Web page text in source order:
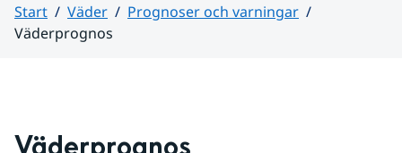
Start Väder
Prognoser och varningar
Väderprognos